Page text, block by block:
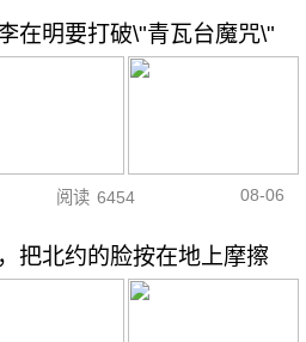
在明要打破\"青瓦台魔咒\"
阅读 6454 08-06
把北约的脸按在地上摩擦